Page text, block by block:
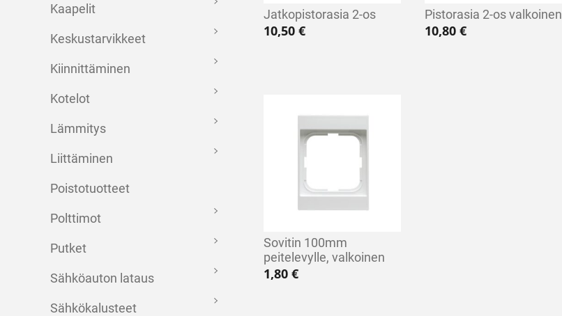
Kaapelit
Keskustarvikkeet
Kiinnittäminen
Kotelot
Lämmitys
Liittäminen
Poistotuotteet
Polttimot
Putket
Sähköauton lataus
Sähkökalusteet
Jatkopistorasia 2-os
10,50 €
Pistorasia 2-os valkoinen
10,80€
Sovitin 100mm
peitelevylle, valkoinen
1,80 €